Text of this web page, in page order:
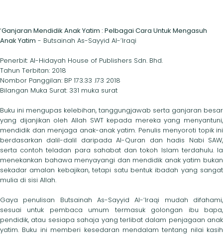
‘Ganjaran Mendidik Anak Yatim : Pelbagai Cara Untuk Mengasuh
Anak Yatim - Butsainah As-Sayyid Al-’Iraqi
Penerbit: Al-Hidayah House of Publishers Sdn. Bhd.
Tahun Terbitan: 2018
Nombor Panggilan: BP 173.33 .I73 2018
Bilangan Muka Surat: 331 muka surat
Buku ini mengupas kelebihan, tanggungjawab serta ganjaran besar
yang dijanjikan oleh Allah SWT kepada mereka yang menyantuni,
mendidik dan menjaga anak-anak yatim. Penulis menyoroti topik ini
berdasarkan dalil-dalil daripada Al-Quran dan hadis Nabi SAW,
serta contoh teladan para sahabat dan tokoh Islam terdahulu. Ia
menekankan bahawa menyayangi dan mendidik anak yatim bukan
sekadar amalan kebajikan, tetapi satu bentuk ibadah yang sangat
mulia di sisi Allah.
Gaya penulisan Butsainah As-Sayyid Al-‘Iraqi mudah difahami,
sesuai untuk pembaca umum termasuk golongan ibu bapa,
pendidik, atau sesiapa sahaja yang terlibat dalam penjagaan anak
yatim. Buku ini memberi kesedaran mendalam tentang nilai kasih